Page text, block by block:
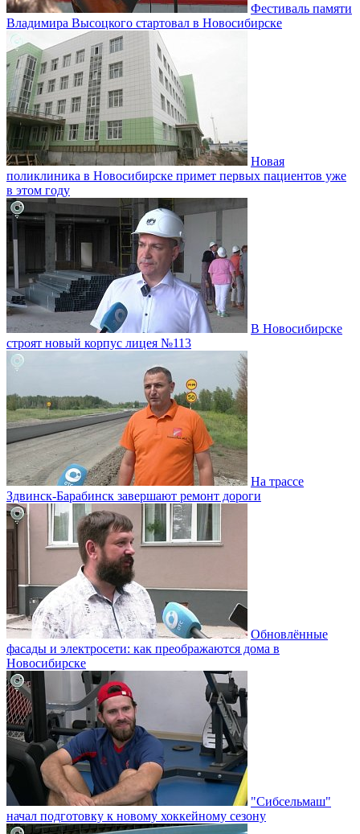
Фестиваль памяти
Владимира Высоцкого стартовал в Новосибирске
Новая
поликлиника в Новосибирске примет первых пациентов уже
в этом году
В Новосибирске
строят новый корпус лицея №113
На трассе
Здвинск-Барабинск завершают ремонт дороги
Обновлённые
фасады и электросети: как преображаются дома в
Новосибирске
"Сибсельмаш"
начал подготовку к новому хоккейному сезону